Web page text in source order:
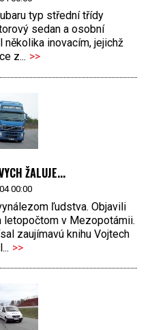
typ střední třídy
sedan a osobní
inovacím, jejichž
z... >>
ŽALUJE...
00:00
ľudstva. Objavili
letopočtom v Mezopotámii.
zaujímavú knihu Vojtech
>>